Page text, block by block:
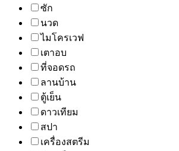
ซัก
นวด
ไมโครเวฟ
เตาอบ
ที่จอดรถ
ลานบ้าน
ตู้เย็น
ดาวเทียม
สปา
เครื่องสตรีม